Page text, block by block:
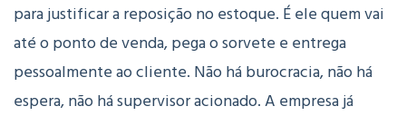
para justificar a reposição no estoque. É ele quem vai
até o ponto de venda, pega o sorvete e entrega
pessoalmente ao cliente. Não há burocracia, não há
espera, não há supervisor acionado. A empresa já